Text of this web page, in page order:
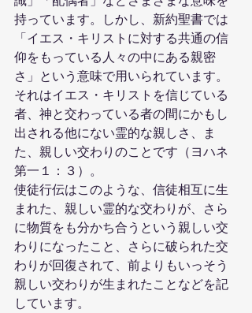
持っています。しかし、新約聖書では
「イエス・キリストに対する共通の信
仰をもっている人々の中にある親密
さ」という意味で用いられています。
それはイエス・キリストを信じている
者、神と交わっている者の間にかもし
出される他にない霊的な親しさ、ま
た、親しい交わりのことです（ヨハネ
第一１：３）。
使徒行伝はこのような、信徒相互に生
まれた、親しい霊的な交わりが、さら
に物質をも分かち合うという親しい交
わりになったこと、さらに破られた交
わりが回復されて、前よりもいっそう
親しい交わりが生まれたことなどを記
しています。